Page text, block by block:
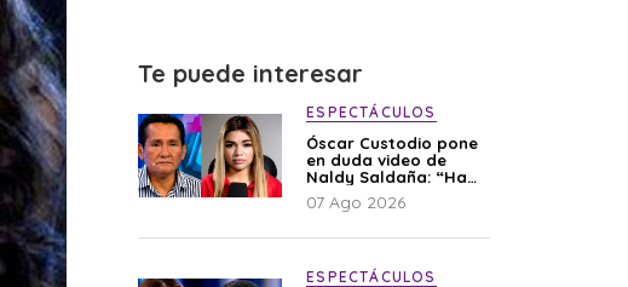
Te puede interesar
ESPECTÁCULOS
Óscar Custodio pone
en duda video de
Naldy Saldaña: “Hay
cosas que de repente
se han editado”
07 Ago 2026
ESPECTÁCULOS